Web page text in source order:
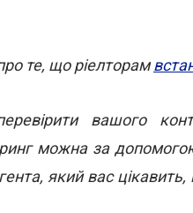
те, що ріелторам
вашого
можна за
який вас